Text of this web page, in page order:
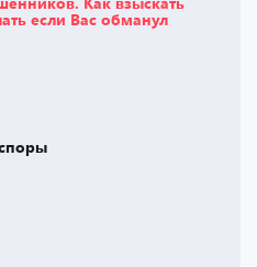
если Вас обманул